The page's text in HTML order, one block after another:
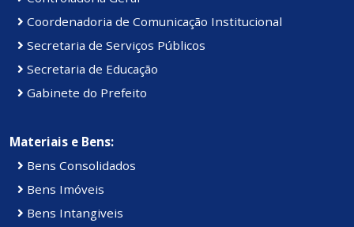
Coordenadoria de Comunicação Institucional
Secretaria de Serviços Públicos
Secretaria de Educação
Gabinete do Prefeito
Materiais e Bens:
Bens Consolidados
Bens Imóveis
Bens Intangiveis